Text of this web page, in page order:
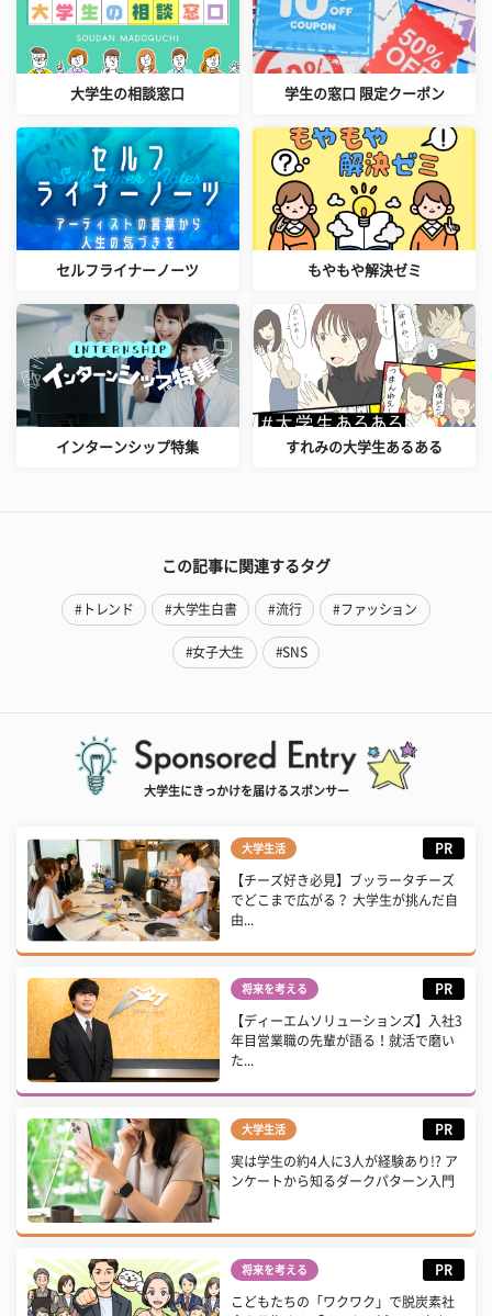
大学生の相談窓口 学生の窓口 限定クーポン
セルフライナーノーツ もやもや解決ゼミ
インターンシップ特集 すれみの大学生あるある
この記事に関連するタグ
#トレンド #大学生白書 #流行 #ファッション
#女子大生 #SNS
大学生にきっかけを届けるスポンサー
大学生活 PR
【チーズ好き必見】ブッラータチーズ
でどこまで広がる？ 大学生が挑んだ自
由...
将来を考える PR
【ディーエムソリューションズ】入社3
年目営業職の先輩が語る！就活で磨い
た...
大学生活 PR
実は学生の約4人に3人が経験あり!? ア
ンケートから知るダークパターン入門
将来を考える PR
こどもたちの「ワクワク」で脱炭素社